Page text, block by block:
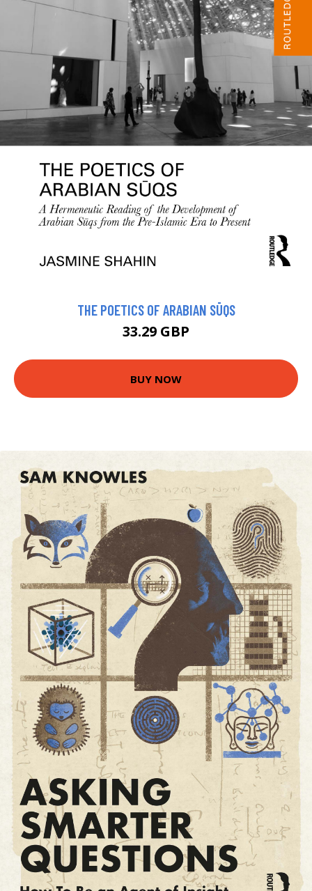
THE POETICS OF ARABIAN SŪQS
33.29 GBP
BUY NOW